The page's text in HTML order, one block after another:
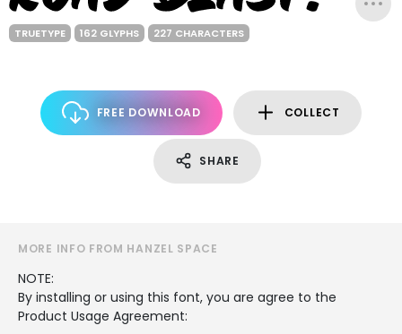
TRUETYPE 162 GLYPHS 227 CHARACTERS
FREE DOWNLOAD COLLECT
SHARE
MORE INFO FROM HANZEL SPACE
NOTE:
By installing or using this font, you are agree to the
Product Usage Agreement: